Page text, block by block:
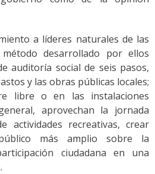
a líderes naturales de las
desarrollado por ellos
auditoría social de seis pasos,
y las obras públicas locales;
libre o en las instalaciones
aprovechan la jornada
actividades recreativas, crear
más amplio sobre la
ciudadana en una